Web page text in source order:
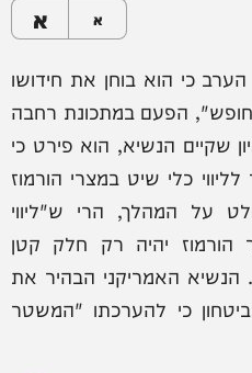
א א
כי הוא בוחן את חידושו
הפעם במתכונת רחבה
שקיים הנשיא, הוא פירט כי
כלי שיט במצרי הורמוז
על המהלך, הרי ש"ליווי
הורמוז יהיה רק חלק קטן
האמריקני הבהיר את
כי להערכתו "המשטר